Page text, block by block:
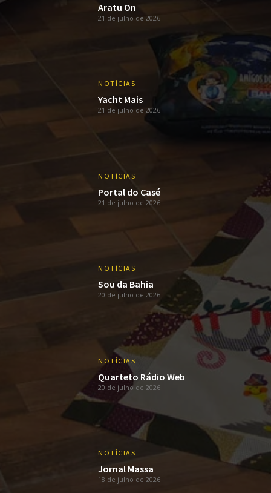
Aratu On
21 de julho de 2026
NOTÍCIAS
Yacht Mais
21 de julho de 2026
NOTÍCIAS
Portal do Casé
21 de julho de 2026
NOTÍCIAS
Sou da Bahia
20 de julho de 2026
NOTÍCIAS
Quarteto Rádio Web
20 de julho de 2026
NOTÍCIAS
Jornal Massa
18 de julho de 2026